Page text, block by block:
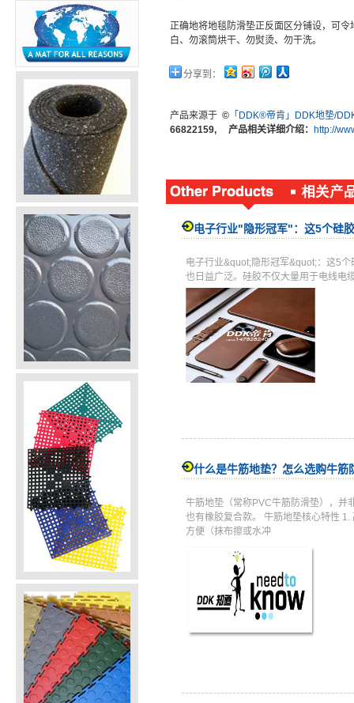
正确地将地毯防滑垫正反面区分铺设，可
白、勿滚筒烘干、勿熨烫、勿干洗。
分享到：
产品来源于 © 「DDK®帝肯」DDK地垫/
66822159, 产品相关详细介绍：
http://
电子行业"隐形冠军"：这5个硅
电子行业&quot;隐形冠军&quot;：这5
也日益广泛。硅胶不仅大量用于电线电
什么是牛筋地垫？怎么选购牛筋
牛筋地垫（常称PVC牛筋防滑垫），并
也有橡胶复合款。 牛筋地垫核心特性
方便（抹布擦或水冲